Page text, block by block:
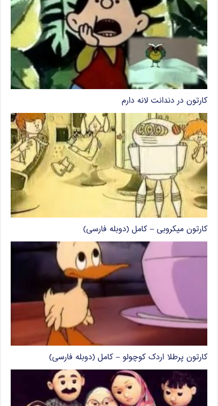
کارتون در دندانت لانه دارم
کارتون میکروبی – کامل (دوبله فارسی)
کارتون پرطلا اردک کوچولو – کامل (دوبله فارسی)